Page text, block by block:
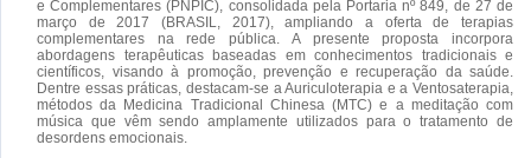
e Complementares (PNPIC), consolidada pela Portaria nº 849, de 27 de
março de 2017 (BRASIL, 2017), ampliando a oferta de terapias
complementares na rede pública. A presente proposta incorpora
abordagens terapêuticas baseadas em conhecimentos tradicionais e
científicos, visando à promoção, prevenção e recuperação da saúde.
Dentre essas práticas, destacam-se a Auriculoterapia e a Ventosaterapia,
métodos da Medicina Tradicional Chinesa (MTC) e a meditação com
música que vêm sendo amplamente utilizados para o tratamento de
desordens emocionais.